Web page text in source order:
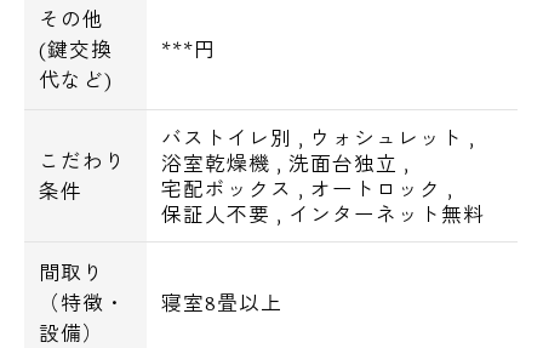
その他
(鍵交換
代など)
***円
こだわり
条件
バストイレ別 , ウォシュレット ,
浴室乾燥機 ,洗面台独立 ,
宅配ボックス , オートロック ,
保証人不要 , インターネット無料
間取り
（特徴・
設備）
寝室8畳以上